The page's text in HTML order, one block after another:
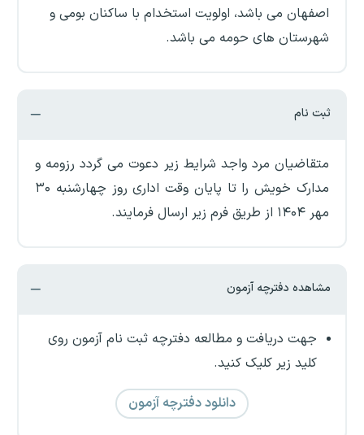
اصفهان می باشد، اولویت استخدام با ساکنان بومی و
شهرستان های حومه می باشد.
ثبت نام
متقاضیان مرد واجد شرایط زیر دعوت می گردد رزومه و
مدارک خویش را تا پایان وقت اداری روز چهارشنبه ۳۰
مهر ۱۴۰۴ از طریق فرم زیر ارسال فرمایند.
مشاهده دفترچه آزمون
جهت دریافت و مطالعه دفترچه ثبت نام آزمون روی
کلید زیر کلیک کنید.
دانلود دفترچه آزمون